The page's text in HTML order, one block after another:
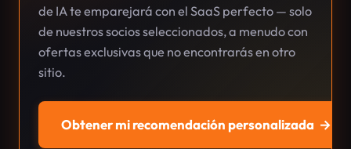
de IA te emparejará con el SaaS perfecto — solo
de nuestros socios seleccionados, a menudo con
ofertas exclusivas que no encontrarás en otro
sitio.
Obtener mi recomendación personalizada →